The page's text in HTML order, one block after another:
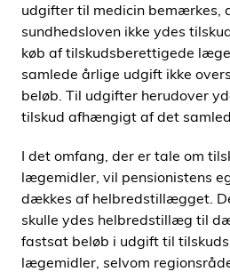
udgifter til medicin bemærkes,
sundhedsloven ikke ydes
køb af tilskudsberettigede
samlede årlige udgift ikke
beløb. Til udgifter herudover
tilskud afhængigt af det
I det omfang, der er tale om
lægemidler, vil pensionistens
dækkes af helbredstillægget.
skulle ydes helbredstillæg til
fastsat beløb i udgift til
lægemidler, selvom